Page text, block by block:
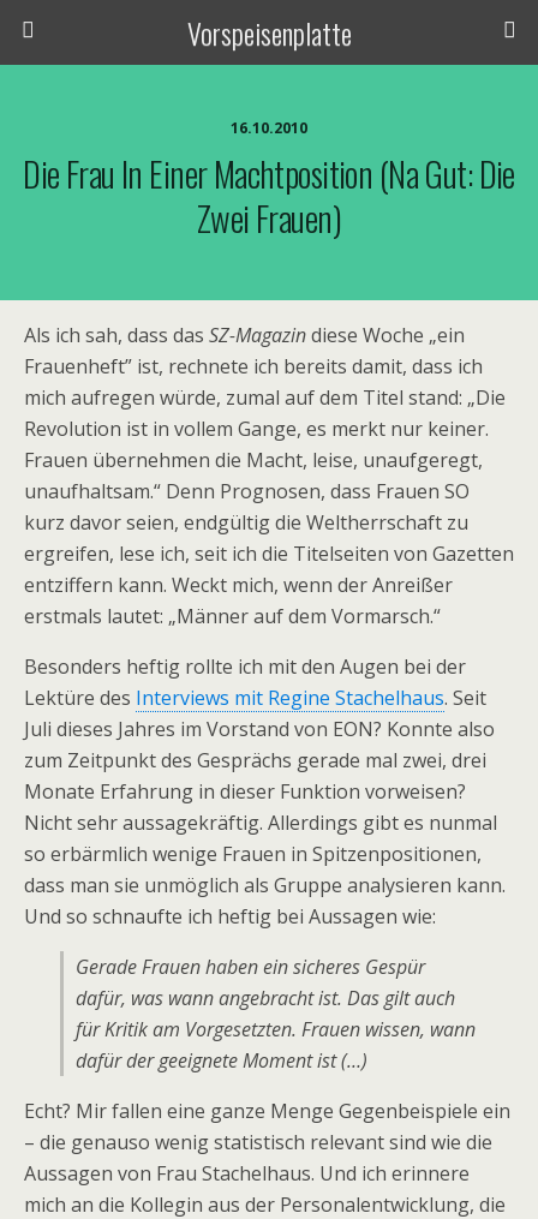
Vorspeisenplatte
16.10.2010
Die Frau In Einer Machtposition (na Gut: Die
Zwei Frauen)
Als ich sah, dass das SZ-Magazindiese Woche „ein
Frauenheft” ist, rechnete ich bereits damit, dass ich
mich aufregen würde, zumal auf dem Titel stand: „Die
Revolution ist in vollem Gange, es merkt nur keiner.
Frauen übernehmen die Macht, leise, unaufgeregt,
unaufhaltsam.“ Denn Prognosen, dass Frauen SO
kurz davor seien, endgültig die Weltherrschaft zu
ergreifen, lese ich, seit ich die Titelseiten von Gazetten
entziffern kann. Weckt mich, wenn der Anreißer
erstmals lautet: „Männer auf dem Vormarsch.“
Besonders heftig rollte ich mit den Augen bei der
Lektüre des Interviews mit Regine Stachelhaus. Seit
Juli dieses Jahres im Vorstand von EON? Konnte also
zum Zeitpunkt des Gesprächs gerade mal zwei, drei
Monate Erfahrung in dieser Funktion vorweisen?
Nicht sehr aussagekräftig. Allerdings gibt es nunmal
so erbärmlich wenige Frauen in Spitzenpositionen,
dass man sie unmöglich als Gruppe analysieren kann.
Und so schnaufte ich heftig bei Aussagen wie:
Gerade Frauen haben ein sicheres Gespür
dafür, was wann angebracht ist. Das gilt auch
für Kritik am Vorgesetzten. Frauen wissen, wann
dafür der geeignete Moment ist (…)
Echt? Mir fallen eine ganze Menge Gegenbeispiele ein
– die genauso wenig statistisch relevant sind wie die
Aussagen von Frau Stachelhaus. Und ich erinnere
mich an die Kollegin aus der Personalentwicklung, die